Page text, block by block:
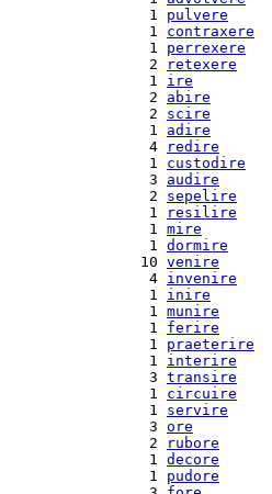
  1
pulvere
  1
contraxere
  1
perrexere
  2
retexere
  1
ire
  2
abire
  2
scire
  1
adire
  4
redire
  1
custodire
  3
audire
  2
sepelire
  1
resilire
  1
mire
  1
dormire
10 venire
  4
invenire
  1
inire
  1
munire
  1
ferire
  1
praeterire
  1
interire
  3
transire
  1
circuire
  1
servire
  3
ore
  2
rubore
  1
decore
  1
pudore